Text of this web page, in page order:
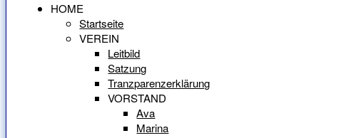
HOME
Startseite
VEREIN
Leitbild
Satzung
Tranzparenzerklärung
VORSTAND
Ava
Marina